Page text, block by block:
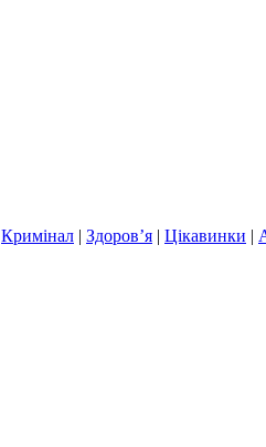
Кримінал | Здоров’я | Цікавинки |